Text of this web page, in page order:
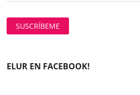
ELUR EN FACEBOOK!